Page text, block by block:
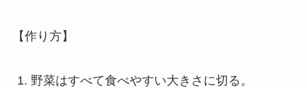
【作り方】
野菜はすべて食べやすい大きさに切る。